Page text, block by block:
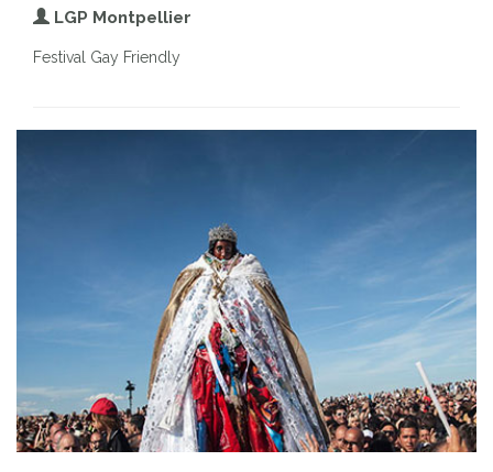
LGP Montpellier
Festival Gay Friendly